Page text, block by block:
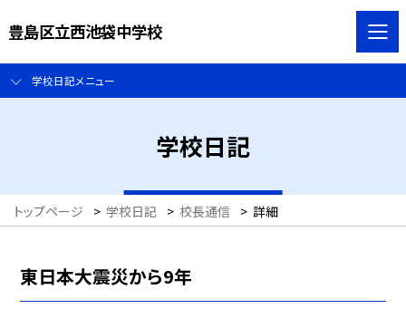
豊島区立西池袋中学校
学校日記メニュー
学校日記
トップページ > 学校日記 > 校長通信 > 詳細
東日本大震災から9年